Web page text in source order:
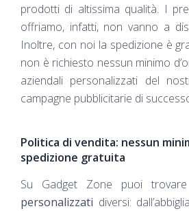
prodotti di altissima qualità. I
offriamo, infatti, non vanno a
Inoltre, con noi la spedizione è
non è richiesto nessun minimo
aziendali personalizzati del
campagne pubblicitarie di
Politica di vendita: nessun
spedizione gratuita
Su Gadget Zone puoi
personalizzati diversi: